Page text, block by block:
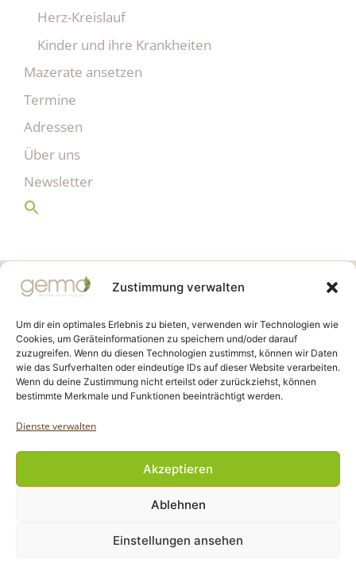
Zustimmung verwalten
Um dir ein optimales Erlebnis zu bieten, verwenden wir Technologien wie
Cookies, um Geräteinformationen zu speichern und/oder darauf
zuzugreifen. Wenn du diesen Technologien zustimmst, können wir Daten
wie das Surfverhalten oder eindeutige IDs auf dieser Website verarbeiten.
Wenn du deine Zustimmung nicht erteilst oder zurückziehst, können
bestimmte Merkmale und Funktionen beeinträchtigt werden.
Dienste verwalten
Akzeptieren
Ablehnen
Einstellungen ansehen
Herz-Kreislauf
Kinder und ihre Krankheiten
Mazerate ansetzen
Termine
Adressen
Über uns
Newsletter
Gemmo Community
Birkenstr. 7
CH-6003 Luzern
info@gemmo.de
info@gemmo-community.at
Copyright Gemmo Community |